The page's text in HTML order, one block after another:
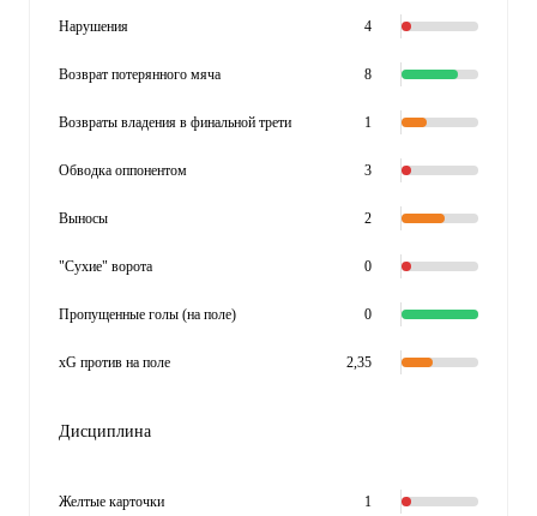
Нарушения 4
Возврат потерянного мяча 8
Возвраты владения в финальной трети 1
Обводка оппонентом 3
Выносы 2
"Сухие" ворота 0
Пропущенные голы (на поле) 0
xG против на поле 2,35
Дисциплина
Желтые карточки 1